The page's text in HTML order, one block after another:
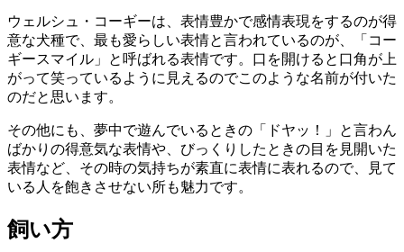
ウェルシュ・コーギーは、表情豊かで感情表現をするのが得
意な犬種で、最も愛らしい表情と言われているのが、「 コー
ギースマイル 」と呼ばれる表情です。口を開けると口角が上
がって笑っているように見えるのでこのような名前が付いた
のだと思います。
その他にも、夢中で遊んでいるときの「ドヤッ！」と言わん
ばかりの得意気な表情や、びっくりしたときの目を見開いた
表情など、その時の気持ちが素直に表情に表れるので、見て
いる人を飽きさせない所も魅力です。
飼い方